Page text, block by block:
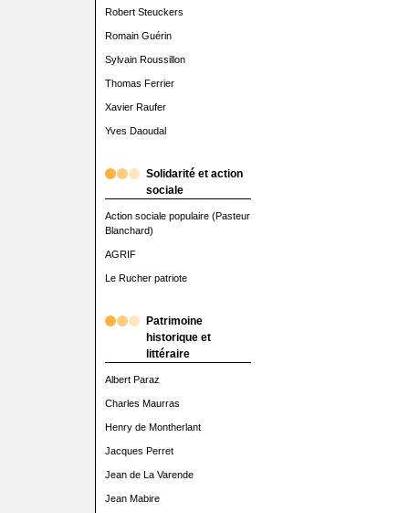
Robert Steuckers
Romain Guérin
Sylvain Roussillon
Thomas Ferrier
Xavier Raufer
Yves Daoudal
Solidarité et action
sociale
Action sociale populaire (Pasteur
Blanchard)
AGRIF
Le Rucher patriote
Patrimoine
historique et
littéraire
Albert Paraz
Charles Maurras
Henry de Montherlant
Jacques Perret
Jean de La Varende
Jean Mabire